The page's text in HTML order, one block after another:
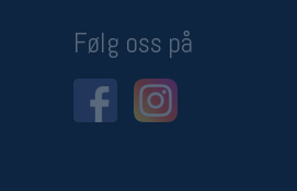
Følg oss på